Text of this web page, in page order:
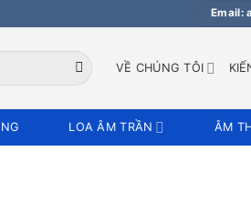
Email:
VỀ CHÚNG TÔI
LOA ÂM TRẦN ÂM